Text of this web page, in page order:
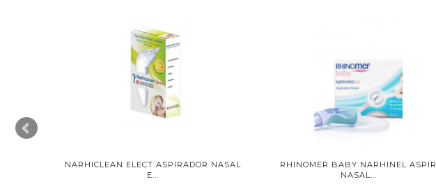
NARHICLEAN ELECT ASPIRADOR NASAL
E...
RHINOMER BABY NARHINEL ASPIR
NASAL...